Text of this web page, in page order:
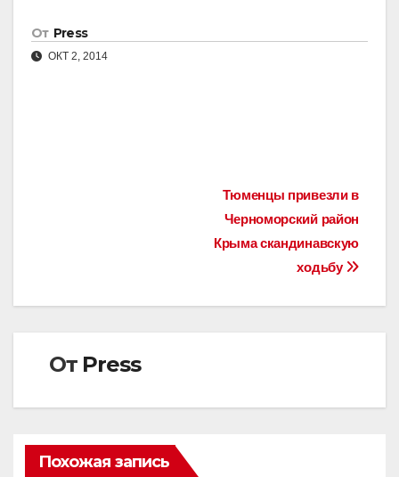
От Press
ОКТ 2, 2014
Тюменцы привезли в
Черноморский район
Крыма скандинавскую
ходьбу
От Press
Похожая запись